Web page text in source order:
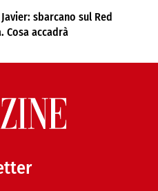
sbarcano sul Red
Cosa accadrà